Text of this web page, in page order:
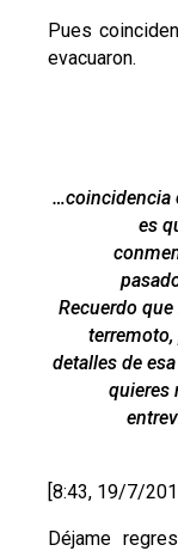
Pues
evacuaron.
…coincidencia
es
Recuerdo
detalles de
quieres
[8:43, 19/7/
Déjame